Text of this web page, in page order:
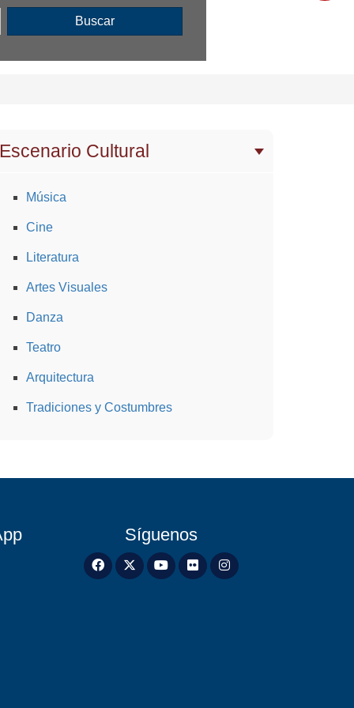
Buscar
Escenario Cultural
Música
Cine
Literatura
Artes Visuales
Danza
Teatro
Arquitectura
Tradiciones y Costumbres
Síguenos